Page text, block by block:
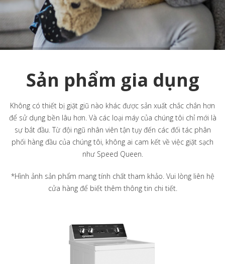
Sản phẩm gia dụng
Không có thiết bị giặt giũ nào khác được sản xuất chắc chắn hơn
để sử dụng bền lâu hơn. Và các loại máy của chúng tôi chỉ mới là
sự bắt đầu. Từ đội ngũ nhân viên tận tụy đến các đối tác phân
phối hàng đầu của chúng tôi, không ai cam kết về việc giặt sạch
như Speed Queen.
*Hình ảnh sản phẩm mang tính chất tham khảo. Vui lòng liên hệ
cửa hàng để biết thêm thông tin chi tiết.